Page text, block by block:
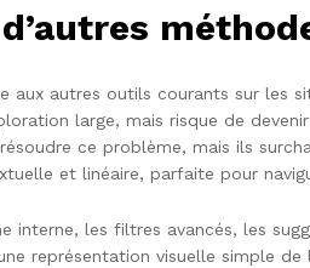
aux autres outils courants sur les
large, mais risque de
ce problème, mais ils
et linéaire, parfaite pour
interne, les filtres avancés, les
représentation visuelle simple